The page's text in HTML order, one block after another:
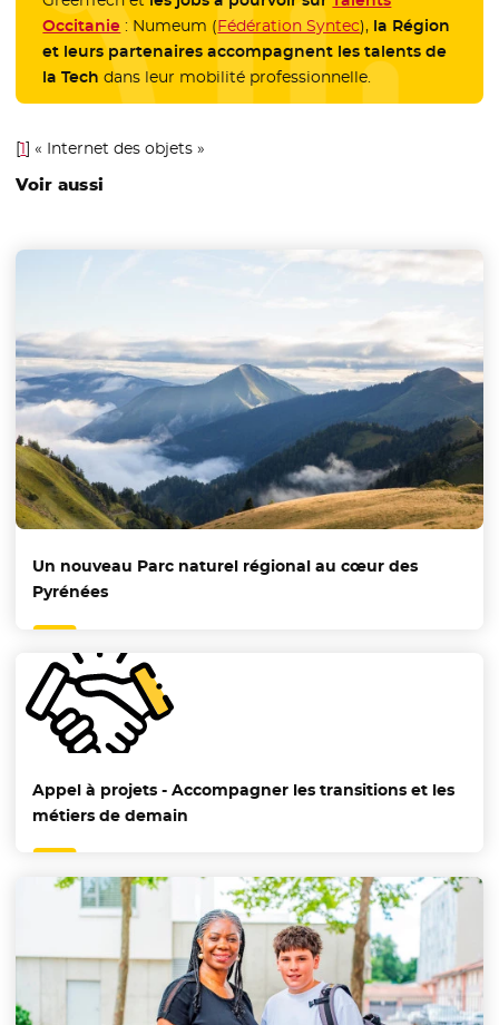
Occitanie - Nouvelle fenêtre
: Numeum (Fédération Syntec- Nouvelle fenêtre
), la Région
et leurs partenaires accompagnent les talents de
la Techdans leur mobilité professionnelle.
[1]« Internet des objets »
Voir aussi
Un nouveau Parc naturel régional au cœur des
Pyrénées
Appel à projets - Accompagner les transitions et les
métiers de demain